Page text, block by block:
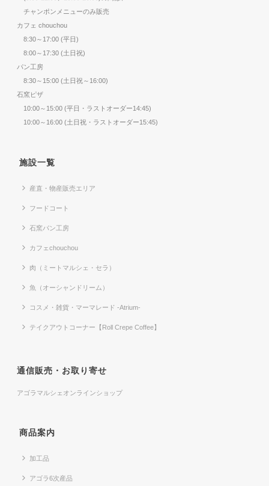
チャンポンメニューのみ販売
カフェ chouchou
8:30～17:00 (平日)
8:00～17:30 (土日祝)
パン工房
8:30～15:00 (土日祝～16:00)
石窯ピザ
10:00～15:00 (平日・ラストオーダー14:45)
10:00～16:00 (土日祝・ラストオーダー15:45)
施設一覧
産直・物産販売エリア
フードコート
石窯パン工房
カフェchouchou
肉（ミートマルシェ・セラ）
魚（オーシャンドリーム）
コスメ・雑貨・マーマレード -Atrium-
テイクアウトコーナー【Roll Crepe Coffee】
通信販売・お取り寄せ
アゴラマルシェオンラインショップ
商品案内
加工品
アゴラ6次産品